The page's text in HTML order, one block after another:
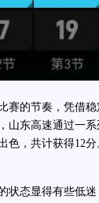
的节奏，凭借稳
山东高速通过一
色，共计获得12
态显得有些低迷